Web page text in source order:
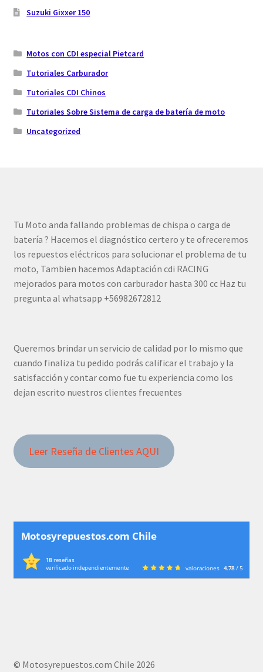
Suzuki Gixxer 150
Motos con CDI especial Pietcard
Tutoriales Carburador
Tutoriales CDI Chinos
Tutoriales Sobre Sistema de carga de batería de moto
Uncategorized
Tu Moto anda fallando problemas de chispa o carga de
batería ? Hacemos el diagnóstico certero y te ofreceremos
los repuestos eléctricos para solucionar el problema de tu
moto, Tambien hacemos Adaptación cdi RACING
mejorados para motos con carburador hasta 300 cc Haz tu
pregunta al whatsapp +56982672812
Queremos brindar un servicio de calidad por lo mismo que
cuando finaliza tu pedido podrás calificar el trabajo y la
satisfacción y contar como fue tu experiencia como los
dejan escrito nuestros clientes frecuentes
Leer Reseña de Clientes AQUI
Motosyrepuestos.com Chile
18reseñas
verificado independientemente valoraciones 4.78/ 5
© Motosyrepuestos.com Chile 2026